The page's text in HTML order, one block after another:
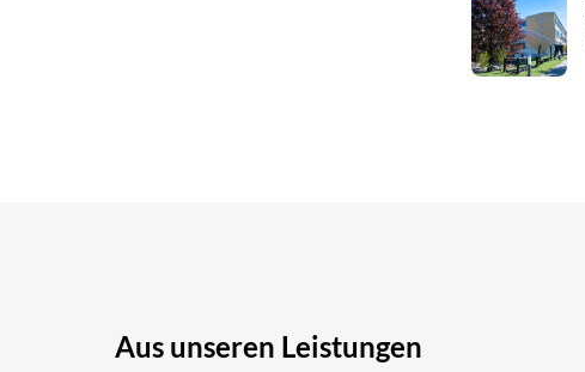
Aus unseren Leistungen